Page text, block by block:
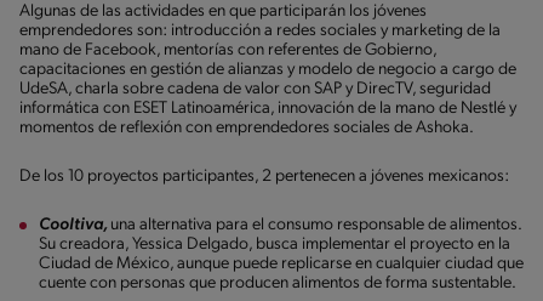
Algunas de las actividades en que participarán los jóvenes
emprendedores son: introducción a redes sociales y marketing de la
mano de Facebook, mentorías con referentes de Gobierno,
capacitaciones en gestión de alianzas y modelo de negocio a cargo de
UdeSA, charla sobre cadena de valor con SAP y DirecTV, seguridad
informática con ESET Latinoamérica, innovación de la mano de Nestlé y
momentos de reflexión con emprendedores sociales de Ashoka.
De los 10 proyectos participantes, 2 pertenecen a jóvenes mexicanos:
Cooltiva, una alternativa para el consumo responsable de alimentos.
Su creadora, Yessica Delgado, busca implementar el proyecto en la
Ciudad de México, aunque puede replicarse en cualquier ciudad que
cuente con personas que producen alimentos de forma sustentable.